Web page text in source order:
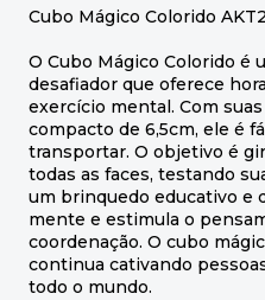
Cubo Mágico Colorido
O Cubo Mágico Colorido é
desafiador que oferece
exercício mental. Com
compacto de 6,5cm, ele é
transportar. O objetivo é
todas as faces, testando
um brinquedo educativo e
mente e estimula o
coordenação. O cubo
continua cativando
todo o mundo.